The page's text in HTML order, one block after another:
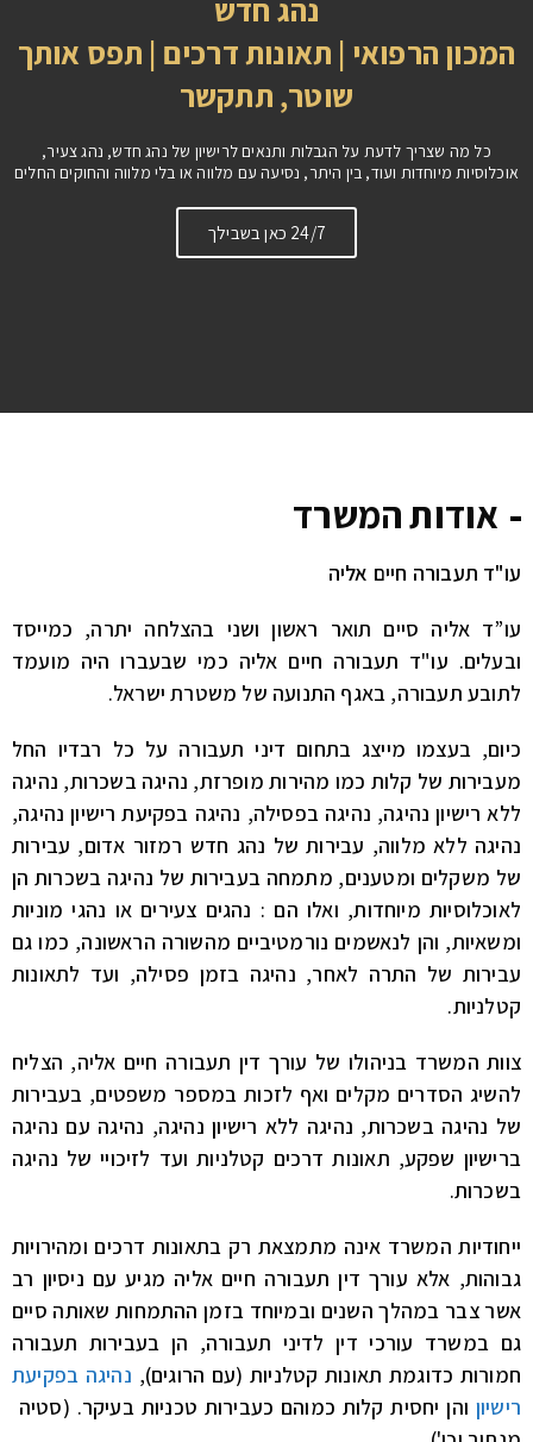
נהג חדש
המכון הרפואי | תאונות דרכים | תפס אותך
שוטר, תתקשר
כל מה שצריך לדעת על הגבלות ותנאים לרישיון של נהג חדש, נהג צעיר,
אוכלוסיות מיוחדות ועוד, בין היתר, נסיעה עם מלווה או בלי מלווה והחוקים החלים
24/7 כאן בשבילך
אודות המשרד
עו"ד תעבורה חיים אליה
עו”ד אליה סיים תואר ראשון ושני בהצלחה יתרה, כמייסד
ובעלים. עו"ד תעבורה חיים אליה כמי שבעברו היה מועמד
לתובע תעבורה, באגף התנועה של משטרת ישראל.
כיום, בעצמו מייצג בתחום דיני תעבורה על כל רבדיו החל
מעבירות של קלות כמו מהירות מופרזת, נהיגה בשכרות, נהיגה
ללא רישיון נהיגה, נהיגה בפסילה, נהיגה בפקיעת רישיון נהיגה,
נהיגה ללא מלווה, עבירות של נהג חדש רמזור אדום, עבירות
של משקלים ומטענים, מתמחה בעבירות של נהיגה בשכרות הן
לאוכלוסיות מיוחדות, ואלו הם : נהגים צעירים או נהגי מוניות
ומשאיות, והן לנאשמים נורמטיביים מהשורה הראשונה, כמו גם
עבירות של התרה לאחר, נהיגה בזמן פסילה, ועד לתאונות
קטלניות.
צוות המשרד בניהולו של עורך דין תעבורה חיים אליה, הצליח
להשיג הסדרים מקלים ואף לזכות במספר משפטים, בעבירות
של נהיגה בשכרות, נהיגה ללא רישיון נהיגה, נהיגה עם נהיגה
ברישיון שפקע, תאונות דרכים קטלניות ועד לזיכויי של נהיגה
בשכרות.
ייחודיות המשרד אינה מתמצאת רק בתאונות דרכים ומהירויות
גבוהות, אלא עורך דין תעבורה חיים אליה מגיע עם ניסיון רב
אשר צבר במהלך השנים ובמיוחד בזמן ההתמחות שאותה סיים
גם במשרד עורכי דין לדיני תעבורה, הן בעבירות תעבורה
חמורות כדוגמת תאונות קטלניות (עם הרוגים), נהיגה בפקיעת
רישיון והן יחסית קלות כמוהם כעבירות טכניות בעיקר. (סטיה